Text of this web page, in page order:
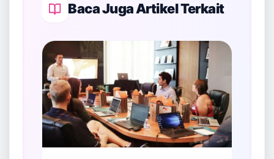
Baca Juga Artikel Terkait